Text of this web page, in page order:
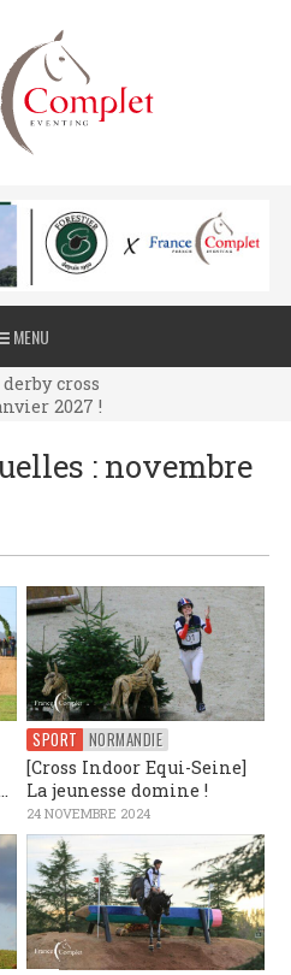
MENUcross
2027 !
cross
2027 !
2027 !
: novembre
SPORT NORMANDIE
[Cross Indoor Equi-Seine]
La jeunesse domine !
24 NOVEMBRE 2024